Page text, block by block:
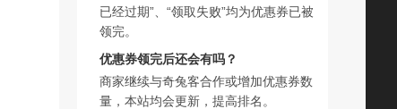
已经过期”、“领取失败”均为优惠券已被
领完。
优惠券领完后还会有吗？
商家继续与奇兔客合作或增加优惠券数
量，本站均会更新，提高排名。